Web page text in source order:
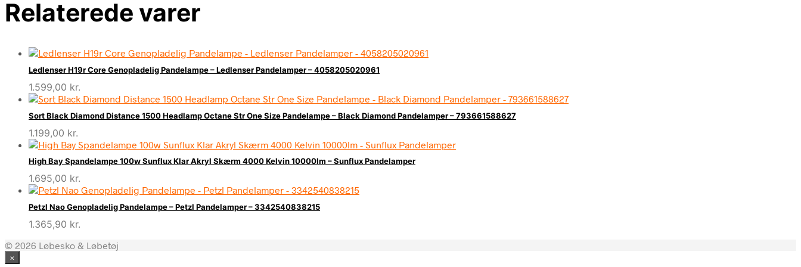
Relaterede varer
Ledlenser H19r Core Genopladelig Pandelampe – Ledlenser Pandelamper – 4058205020961
1.599,00 kr.
Sort Black Diamond Distance 1500 Headlamp Octane Str One Size Pandelampe – Black Diamond Pandelamper – 793661588627
1.199,00 kr.
High Bay Spandelampe 100w Sunflux Klar Akryl Skærm 4000 Kelvin 10000lm – Sunflux Pandelamper
1.695,00 kr.
Petzl Nao Genopladelig Pandelampe – Petzl Pandelamper – 3342540838215
1.365,90 kr.
© 2026 Løbesko & Løbetøj
×